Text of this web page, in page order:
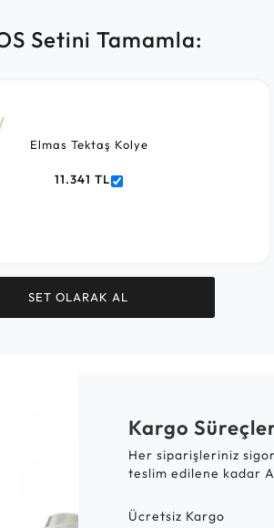
Setini Tamamla:
Elmas Tektaş Kolye
11.341 TL
SET OLARAK AL
Kargo
Her siparişleriniz
teslim edilene kadar
Ücretsiz Kargo